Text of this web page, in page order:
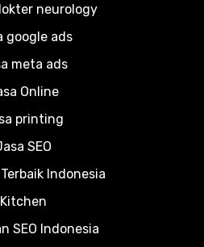
neurology
google ads
meta ads
Online
printing
SEO
Indonesia
Kitchen
SEO Indonesia